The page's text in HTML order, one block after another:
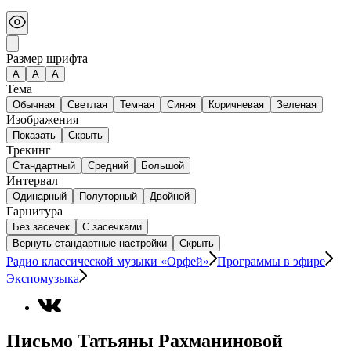
Размер шрифта
А A A
Тема
Обычная Светлая Темная Синяя Коричневая Зеленая
Изображения
Показать Скрыть
Трекинг
Стандартный Средний Большой
Интервал
Одинарный Полуторный Двойной
Гарнитура
Без засечек
С засечками
Вернуть стандартные настройки
Скрыть
Радио классической музыки «Орфей»
Программы в эфире
Экспомузыка
Письмо Татьяны Рахманиновой